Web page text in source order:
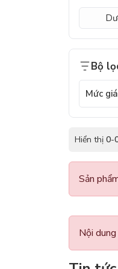
Bộ
Mức giá
Hiển thị 0-
Sản
Nội